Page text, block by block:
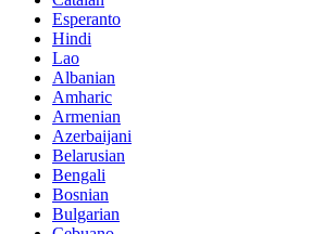
Esperanto
Hindi
Lao
Albanian
Amharic
Armenian
Azerbaijani
Belarusian
Bengali
Bosnian
Bulgarian